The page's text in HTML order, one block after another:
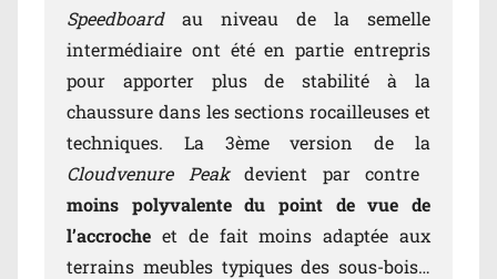
Speedboard au niveau de la semelle
intermédiaire ont été en partie entrepris
pour apporter plus de stabilité à la
chaussure dans les sections rocailleuses et
techniques. La 3ème version de la
Cloudvenure Peakdevient par contre
moins polyvalente du point de vue de
l’accroche et de fait moins adaptée aux
terrains meubles typiques des sous-bois…